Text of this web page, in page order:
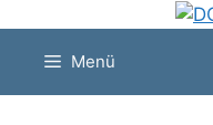
springenMenü